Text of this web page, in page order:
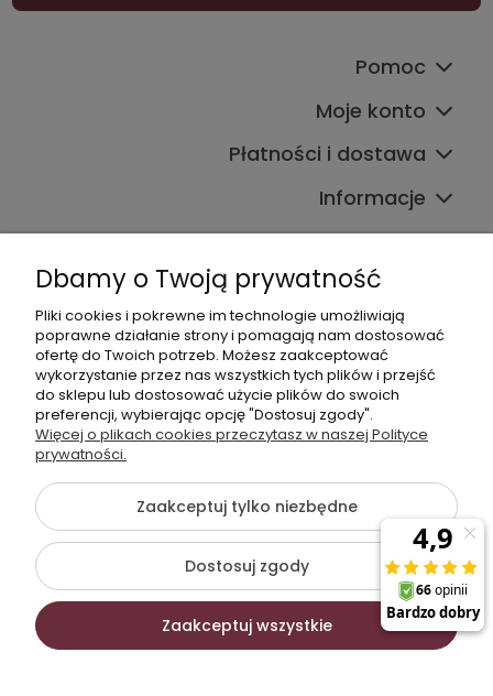
Pomoc
Moje konto
Płatności i dostawa
Informacje
Kontakt ze sklepem
Dane kontaktowe
603377506
sklep@komfort-biuro.pl
Nasz Facebook
©2026 Wszelkie Prawa Zastrzeżone | Komfort Biuro -
meble biurowe
Szablon Flex byEcommercy
Dbamy o Twoją prywatność
Pliki cookies i pokrewne im technologie umożliwiają
poprawne działanie strony i pomagają nam dostosować
ofertę do Twoich potrzeb. Możesz zaakceptować
wykorzystanie przez nas wszystkich tych plików i przejść
do sklepu lub dostosować użycie plików do swoich
preferencji, wybierając opcję "Dostosuj zgody".
Więcej o plikach cookies przeczytasz w naszej Polityce
prywatności.
Zaakceptuj tylko niezbędne
Dostosuj zgody
Zaakceptuj wszystkie